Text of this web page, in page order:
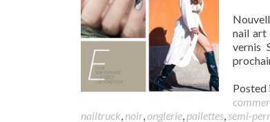
nail art
vernis
Posted
nailtruck, noir,onglerie, pailettes,semi-